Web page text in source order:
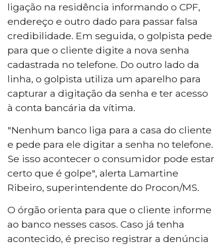
ligação na residência informando o CPF,
endereço e outro dado para passar falsa
credibilidade. Em seguida, o golpista pede
para que o cliente digite a nova senha
cadastrada no telefone. Do outro lado da
linha, o golpista utiliza um aparelho para
capturar a digitação da senha e ter acesso
à conta bancária da vítima.
"Nenhum banco liga para a casa do cliente
e pede para ele digitar a senha no telefone.
Se isso acontecer o consumidor pode estar
certo que é golpe", alerta Lamartine
Ribeiro, superintendente do Procon/MS.
O órgão orienta para que o cliente informe
ao banco nesses casos. Caso já tenha
acontecido, é preciso registrar a denúncia